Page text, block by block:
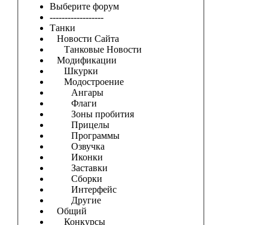
Выберите форум
------------------
Танки
Новости Сайта
Танковые Новости
Модификации
Шкурки
Модостроение
Ангары
Флаги
Зоны пробития
Прицелы
Программы
Озвучка
Иконки
Заставки
Сборки
Интерфейс
Другие
Общий
Конкурсы